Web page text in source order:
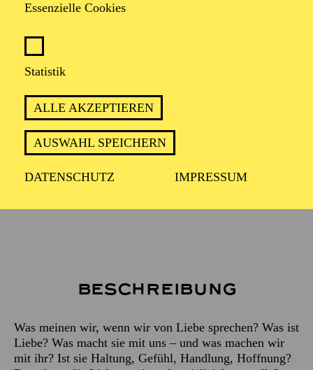
Essenzielle Cookies
Statistik
ALLE AKZEPTIEREN
AUSWAHL SPEICHERN
DATENSCHUTZ IMPRESSUM
PREMIERE
06. März 2027
Beschreibung
Was meinen wir, wenn wir von Liebe sprechen? Was ist
Liebe? Was macht sie mit uns – und was machen wir
mit ihr? Ist sie Haltung, Gefühl, Handlung, Hoffnung?